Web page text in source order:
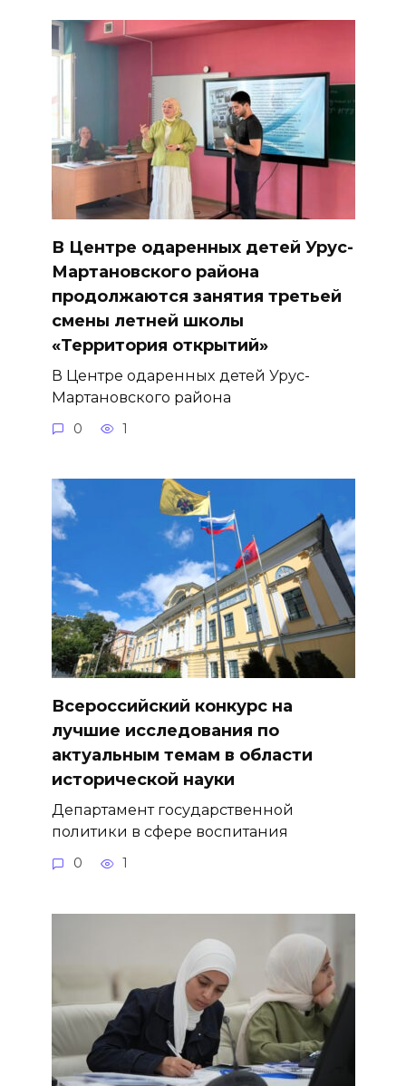
В Центре одаренных детей Урус-
Мартановского района
продолжаются занятия третьей
смены летней школы
«Территория открытий»
В Центре одаренных детей Урус-
Мартановского района
0 1
Всероссийский конкурс на
лучшие исследования по
актуальным темам в области
исторической науки
Департамент государственной
политики в сфере воспитания
0 1